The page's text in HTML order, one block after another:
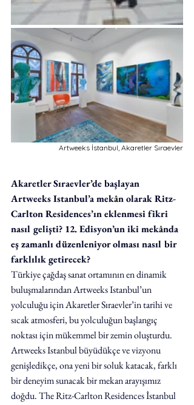
Artweeks İstanbul, Akaretler Sıraevler
Akaretler Sıraevler’de başlayan
Artweeks Istanbul’a mekân olarak Ritz-
Carlton Residences’ın eklenmesi fikri
nasıl gelişti? 12. Edisyon’un iki mekânda
eş zamanlı düzenleniyor olması nasıl bir
farklılık getirecek?
Türkiye çağdaş sanat ortamının en dinamik
buluşmalarından Artweeks Istanbul’un
yolculuğu için Akaretler Sıraevler’in tarihi ve
sıcak atmosferi, bu yolculuğun başlangıç
noktası için mükemmel bir zemin oluşturdu.
Artweeks Istanbul büyüdükçe ve vizyonu
genişledikçe, ona yeni bir soluk katacak, farklı
bir deneyim sunacak bir mekan arayışımız
doğdu. The Ritz-Carlton Residences İstanbul